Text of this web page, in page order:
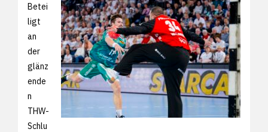
Betei
ligt
an
der
glänz
ende
n
THW-
Schlu